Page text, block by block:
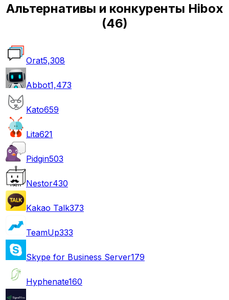
Альтернативы и конкуренты Hibox
(46)
Orat5,308
Abbot1,473
Kato659
Lita621
Pidgin503
Nestor430
Kakao Talk373
TeamUp333
Skype for Business Server179
Hyphenate160